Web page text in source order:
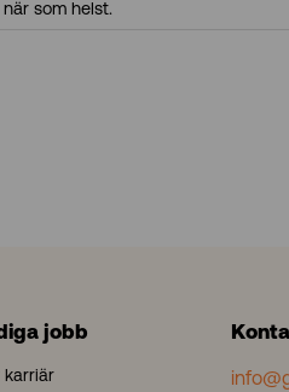
som helst.
jobb
karriär